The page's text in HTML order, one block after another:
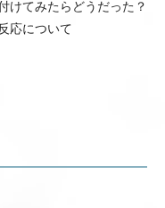
けてみたらどうだった？
応について